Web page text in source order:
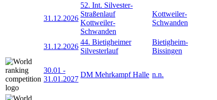
31.12.2026
52. Int. Silvester-
Straßenlauf
Kottweiler-
Schwanden
Kottweiler-
Schwanden
31.12.2026
44. Bietigheimer
Silvesterlauf
Bietigheim-
Bissingen
30.01 -
31.01.2027
DM Mehrkampf Halle n.n.